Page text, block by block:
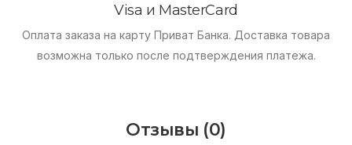
Visa и MasterCard
Оплата заказа на карту Приват Банка. Доставка товара
возможна только после подтверждения платежа.
Отзывы (0)